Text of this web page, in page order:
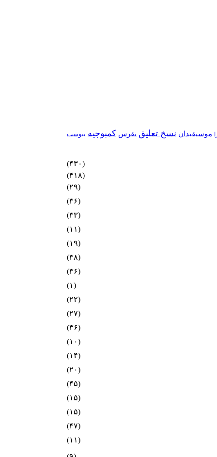
موسیقیدان نسخ تعلیق نقرس کمبوجیه یبوست
(۴۳۰)
(۴۱۸)
(۲۹)
(۳۶)
(۳۳)
(۱۱)
(۱۹)
(۳۸)
(۳۶)
(۱)
(۲۲)
(۲۷)
(۳۶)
(۱۰)
(۱۴)
(۲۰)
(۴۵)
(۱۵)
(۱۵)
(۴۷)
(۱۱)